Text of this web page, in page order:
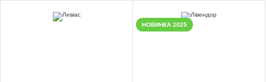
НОВИНКА 2025